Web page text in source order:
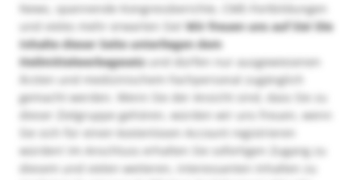
News, spannende Kongressberichte, CME-Fortbildungen
und vieles mehr erwarten Sie!Wir freuen uns auf Sie! Die
Inhalte dieser Seite unterliegen dem
Heilmittelwerbegesetzund dürfen nur ausgewiesenen
Ärzten und medizinischem Fachpersonal zugänglich
gemacht werden. Wenn Sie der Ansicht sind, dass Sie zu
dieser Zielgruppe gehören, würden wir uns freuen, wenn
Sie sich für einen kostenlosen Account registrieren
würden! Im Anschluss erhalten Sie sofortigen Zugang zu
diesem und vielen weiteren, interessanten Inhalten zu